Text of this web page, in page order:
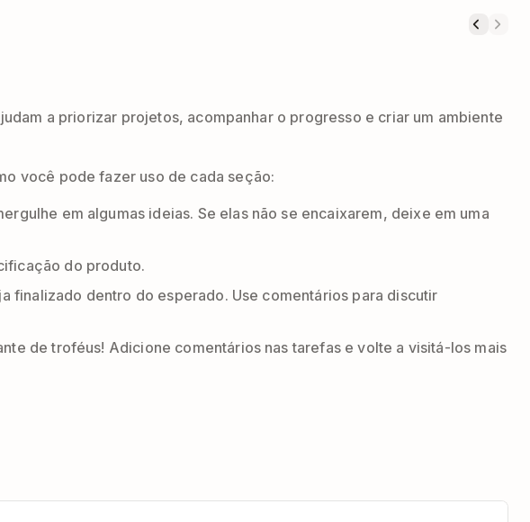
a priorizar projetos, acompanhar o progresso e criar um ambiente
você pode fazer uso de cada seção:
em algumas ideias. Se elas não se encaixarem, deixe em uma
do produto.
finalizado dentro do esperado. Use comentários para discutir
de troféus! Adicione comentários nas tarefas e volte a visitá-los mais